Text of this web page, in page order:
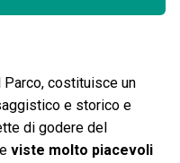
Parco, costituisce un
e storico e
di godere del
viste molto piacevoli